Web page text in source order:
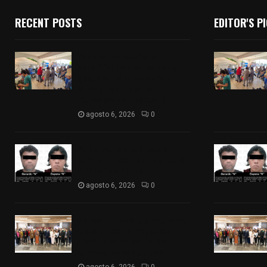
RECENT POSTS
agosto 6, 2026 0
agosto 6, 2026 0
EDITOR'S